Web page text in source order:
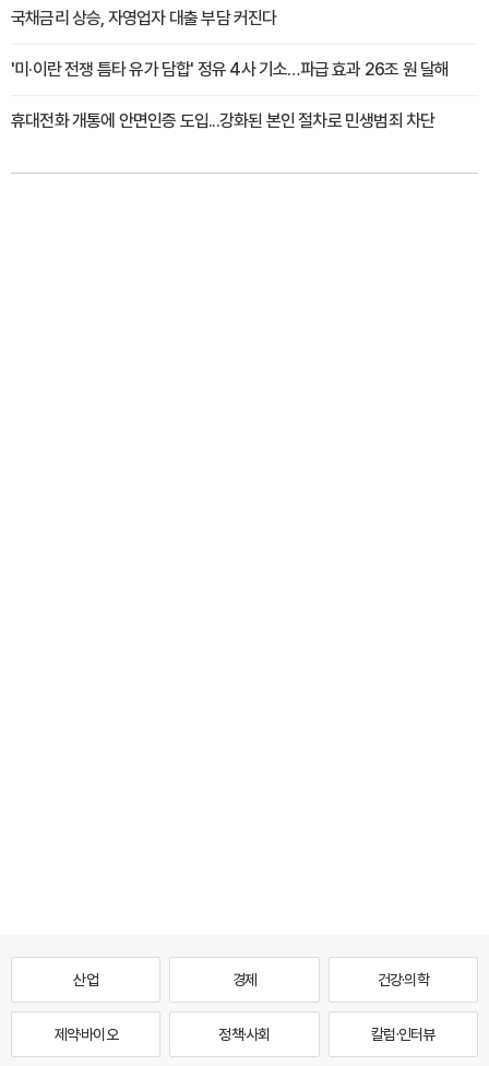
국채금리 상승, 자영업자 대출 부담 커진다
'미·이란 전쟁 틈타 유가 담합' 정유 4사 기소…파급 효과 26조 원 달해
휴대전화 개통에 안면인증 도입...강화된 본인 절차로 민생범죄 차단
산업 경제 건강·의학
제약·바이오 정책·사회 칼럼·인터뷰